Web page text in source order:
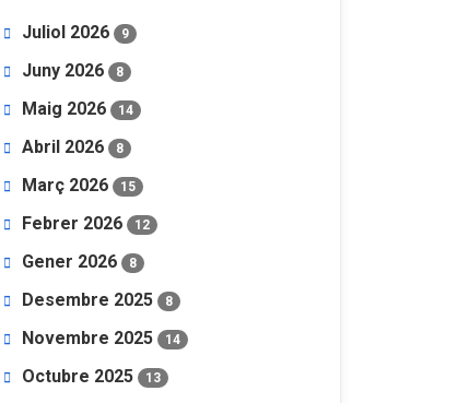
Juliol 2026 9
Juny 2026 8
Maig 2026 14
Abril 2026 8
Març 2026 15
Febrer 2026 12
Gener 2026 8
Desembre 2025 8
Novembre 2025 14
Octubre 2025 13